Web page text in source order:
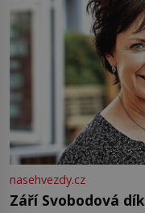
nasehvezdy.cz
Září Svobodová